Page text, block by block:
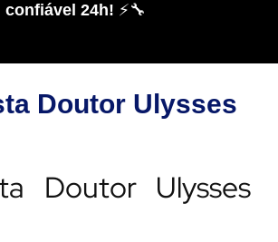
confiável 24h! ⚡🔧
Doutor Ulysses
Doutor Ulysses